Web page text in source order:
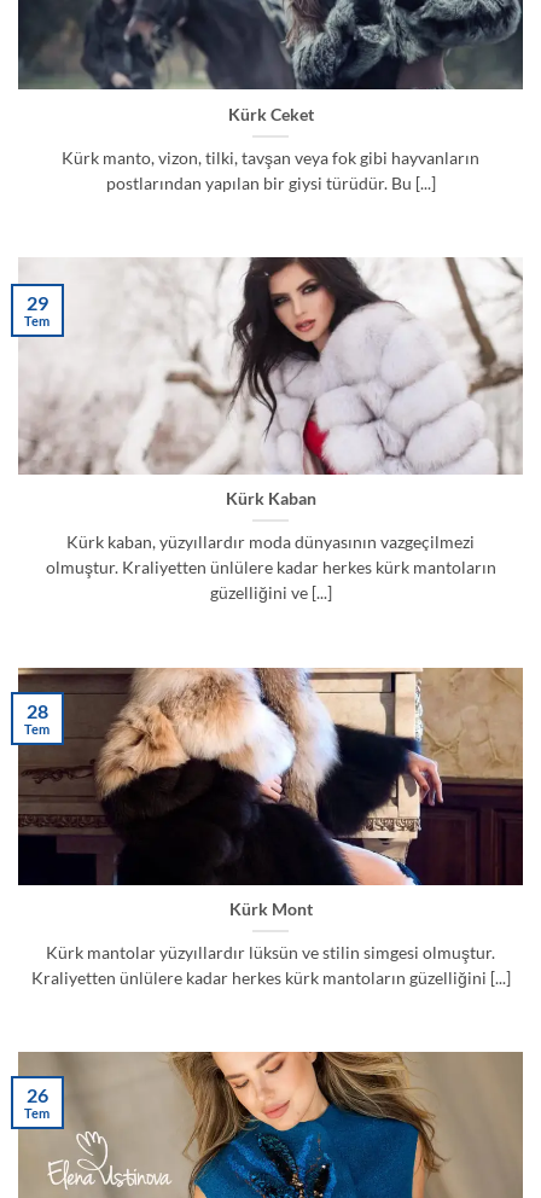
Kürk Ceket
Kürk manto, vizon, tilki, tavşan veya fok gibi hayvanların
postlarından yapılan bir giysi türüdür. Bu [...]
Kürk Kaban
Kürk kaban, yüzyıllardır moda dünyasının vazgeçilmezi
olmuştur. Kraliyetten ünlülere kadar herkes kürk mantoların
güzelliğini ve [...]
29
Tem
Kürk Mont
Kürk mantolar yüzyıllardır lüksün ve stilin simgesi olmuştur.
Kraliyetten ünlülere kadar herkes kürk mantoların güzelliğini [...]
28
Tem
26
Tem